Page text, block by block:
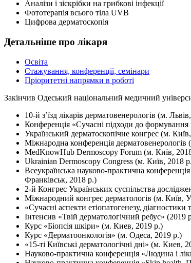
Аналізи і зіскрібки на грибкові інфекції
Фототерапія всього тіла UVB
Цифрова дерматоскопія
Детальніше про лікаря
Освіта
Стажування, конференції, семінари
Пріоритетні напрямки в роботі
Закінчив Одеський національний медичний
10-й з’їзд лікарів дерматовенерологів (м.
Конференція «Сучасні підходи до формування
Український дерматоскопічне конгрес (м.
Міжнародна конференція
MedKnowHub Dermoscopy Forum (м. Київ,
Ukrainian Dermoscopy Congress (м. Київ, 2018
Всеукраїнська науково-практична
Франківськ, 2018 р.)
2-й Конгрес Українських суспільства
Міжнародний конгрес дерматологів (м. Київ,
«Сучасні аспекти етіопатогенезу,
Інтенсив «Твій дерматологічний ребус» (2019
Курс «Біопсія шкіри» (м. Киев, 2019 р.)
Курс «Дерматоонкологія» (м. Одеса, 2019 р.)
«15-ті Київські дерматологічні дні» (м. Киев,
Науково-практична конференція «Людина і